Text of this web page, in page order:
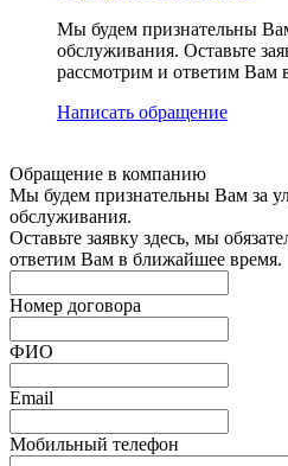
Мы будем признательны
обслуживания. Оставьте
рассмотрим и ответим Вам
Написать обращение
Обращение в компанию
Мы будем признательны Вам за
обслуживания.
Оставьте заявку здесь, мы
ответим Вам в ближайшее время.
Номер договора
ФИО
Email
Мобильный телефон